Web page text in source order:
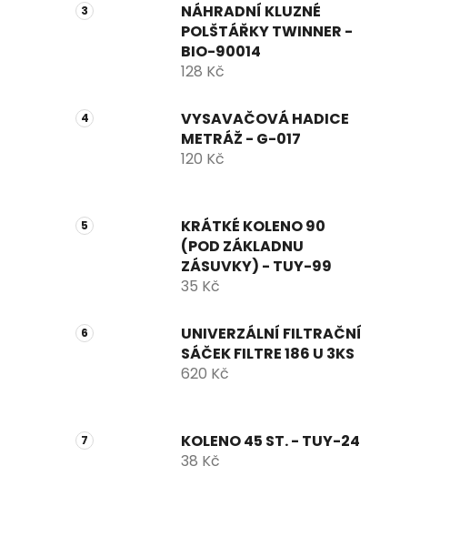
NÁHRADNÍ KLUZNÉ
POLŠTÁŘKY TWINNER -
BIO-90014
128 Kč
VYSAVAČOVÁ HADICE
METRÁŽ - G-017
120 Kč
KRÁTKÉ KOLENO 90
(POD ZÁKLADNU
ZÁSUVKY) - TUY-99
35 Kč
UNIVERZÁLNÍ FILTRAČNÍ
SÁČEK FILTRE 186 U 3KS
620 Kč
KOLENO 45 ST. - TUY-24
38 Kč